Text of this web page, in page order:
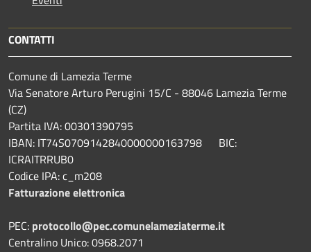
CONTATTI
Comune di Lamezia Terme
Via Senatore Arturo Perugini 15/C - 88046 Lamezia Terme
(CZ)
Partita IVA: 00301390795
IBAN: IT74S0709142840000000163798 BIC:
ICRAITRRUB0
Codice IPA: c_m208
Fatturazione elettronica
PEC: protocollo@pec.comunelameziaterme.it
Centralino Unico: 0968.2071